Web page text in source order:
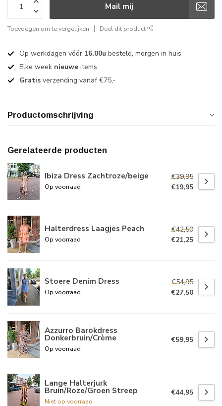
Mail mij
Toevoegen om te vergelijken Deel dit product
Op werkdagen vóór 16.00u besteld, morgen in huis
Elke week nieuwe items
Gratis verzending vanaf €75,-
Productomschrijving
Gerelateerde producten
Ibiza Dress Zachtroze/beige
Op voorraad
€39,95
€19,95
Halterdress Laagjes Peach
Op voorraad
€42,50
€21,25
Stoere Denim Dress
Op voorraad
€54,95
€27,50
Azzurro Barokdress
Donkerbruin/Crème
Op voorraad
€59,95
Lange Halterjurk
Bruin/Roze/Groen Streep
Niet op voorraad
€44,95